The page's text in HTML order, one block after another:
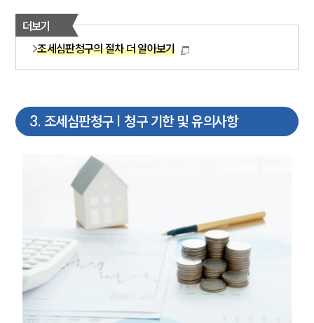
더보기
조세심판청구의 절차 더 알아보기
3. 조세심판청구 | 청구 기한 및 유의사항